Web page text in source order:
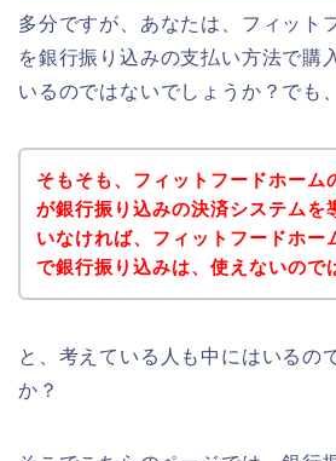
多分ですが、あなたは、フィット
を銀行振り込みの支払い方法で購
いるのではないでしょうか？でも
そもそも、フィットフードホーム
が銀行振り込みの決済システムを
いなければ、フィットフードホー
で銀行振り込みは、使えないので
と、考えている人も中にはいるの
か？